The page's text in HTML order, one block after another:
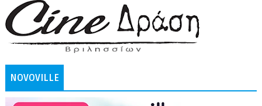
NOVOVILLE